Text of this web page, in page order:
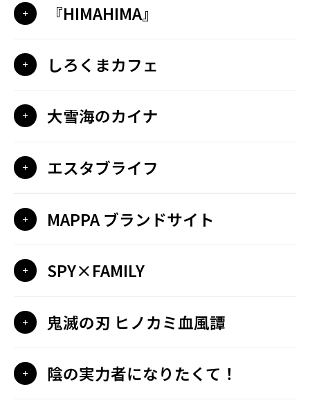
『HIMAHIMA』
しろくまカフェ
大雪海のカイナ
エスタブライフ
MAPPA ブランドサイト
SPY×FAMILY
鬼滅の刃 ヒノカミ血風譚
陰の実力者になりたくて！